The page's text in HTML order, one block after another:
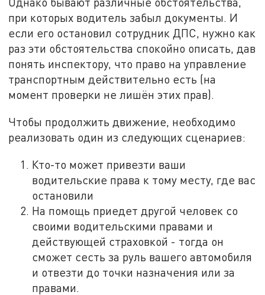
при которых водитель забыл документы. И
если его остановил сотрудник ДПС, нужно как
раз эти обстоятельства спокойно описать, дав
понять инспектору, что право на управление
транспортным действительно есть (на
момент проверки не лишён этих прав).
Чтобы продолжить движение, необходимо
реализовать один из следующих сценариев:
Кто-то может привезти ваши
водительские права к тому месту, где вас
остановили
На помощь приедет другой человек со
своими водительскими правами и
действующей страховкой - тогда он
сможет сесть за руль вашего автомобиля
и отвезти до точки назначения или за
правами.